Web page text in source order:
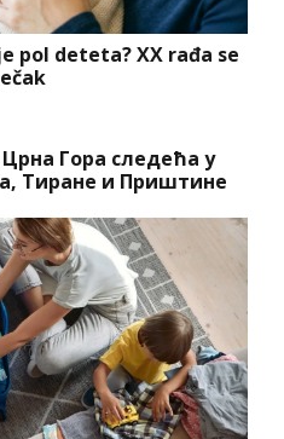
pol deteta? XX rađa se
Гора следећа у
Тиране и Приштине